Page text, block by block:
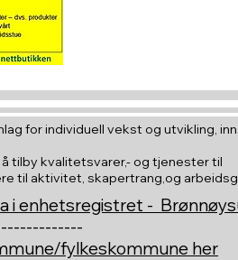
for individuell vekst og utvikling,
tilby kvalitetsvarer,- og tjenester til
til aktivitet, skapertrang,og
i enhetsregistret -
fylkeskommune her